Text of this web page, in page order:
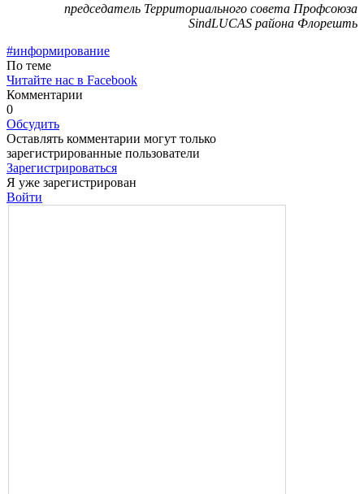
председатель Территориального совета Профсоюза
SindLUCAS района Флорешть
#информирование
По теме
Читайте нас в Facebook
Комментарии
0
Обсудить
Оставлять комментарии могут только
зарегистрированные пользователи
Зарегистрироваться
Я уже зарегистрирован
Войти